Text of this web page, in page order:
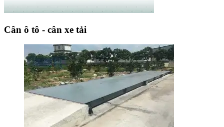
Cân ô tô - cân xe tải